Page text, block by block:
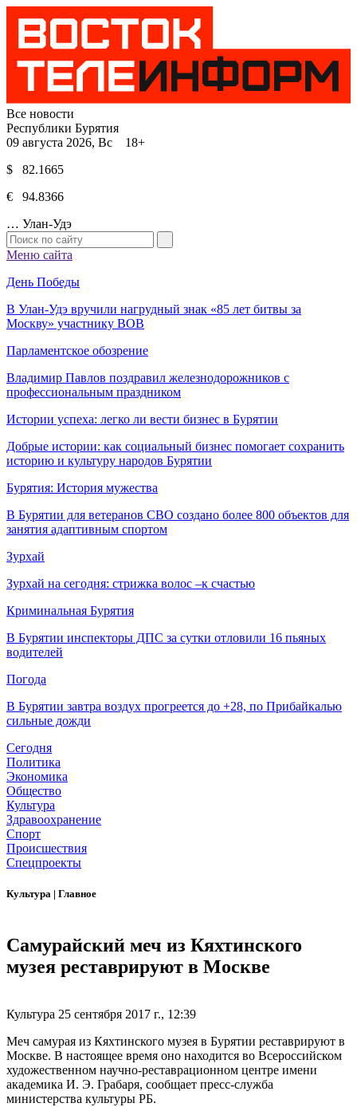
Все новости
Республики Бурятия
09 августа 2026, Вс 18+
$ 82.1665
€ 94.8366
… Улан-Удэ
Меню сайта
День Победы
В Улан-Удэ вручили нагрудный знак «85 лет битвы за
Москву» участнику ВОВ
Парламентское обозрение
Владимир Павлов поздравил железнодорожников с
профессиональным праздником
Истории успеха: легко ли вести бизнес в Бурятии
Добрые истории: как социальный бизнес помогает сохранить
историю и культуру народов Бурятии
Бурятия: История мужества
В Бурятии для ветеранов СВО создано более 800 объектов для
занятия адаптивным спортом
Зурхай
Зурхай на сегодня: стрижка волос –к счастью
Криминальная Бурятия
В Бурятии инспекторы ДПС за сутки отловили 16 пьяных
водителей
Погода
В Бурятии завтра воздух прогреется до +28, по Прибайкалью
сильные дожди
Сегодня
Политика
Экономика
Общество
Культура
Здравоохранение
Спорт
Происшествия
Спецпроекты
Культура | Главное
Самурайский меч из Кяхтинского
музея реставрируют в Москве
Культура 25 сентября 2017 г., 12:39
Меч самурая из Кяхтинского музея в Бурятии реставрируют в
Москве. В настоящее время оно находится во Всероссийском
художественном научно-реставрационном центре имени
академика И. Э. Грабаря, сообщает пресс-служба
министерства культуры РБ.